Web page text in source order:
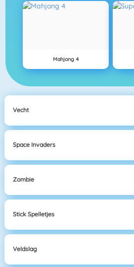
Mahjong 4
Vecht
Space Invaders
Zombie
Stick Spelletjes
Veldslag